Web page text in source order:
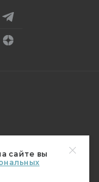
сайте вы
редакции.
Эл № ФС77-82485